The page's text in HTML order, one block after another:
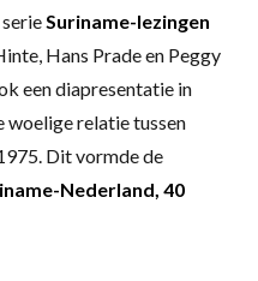
Suriname-lezingen
Hans Prade en Peggy
een diapresentatie in
woelige relatie tussen
Dit vormde de
Nederland, 40